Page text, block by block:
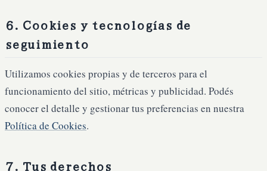
6. Cookies y tecnologías de
seguimiento
Utilizamos cookies propias y de terceros para el
funcionamiento del sitio, métricas y publicidad. Podés
conocer el detalle y gestionar tus preferencias en nuestra
Política de Cookies.
7. Tus derechos